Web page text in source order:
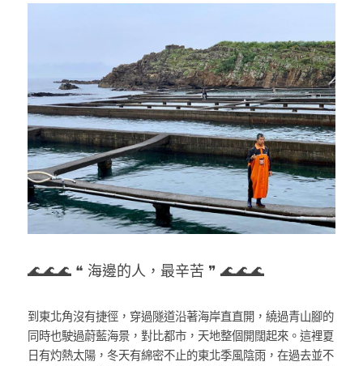
🌊🌊🌊 ❝ 海邊的人，最辛苦 ❞ 🌊🌊🌊
到東北角沒有捷徑，穿過隧道沿著海岸直直開，繞過青山腳的
同時也駛過蔚藍海景，對比都市，天地整個開闊起來。這裡夏
日有灼熱太陽，冬天有綿密不止的東北季風陰雨，在過去並不